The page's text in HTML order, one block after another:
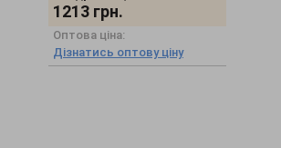
1213 грн.
Оптова ціна:
Дізнатись оптову ціну